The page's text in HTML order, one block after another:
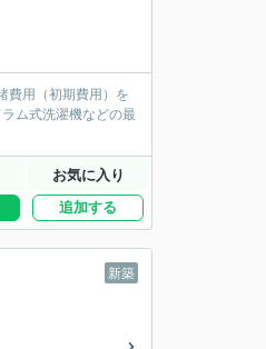
お気に入り
追加する
新築